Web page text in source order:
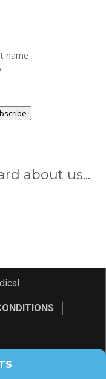
name
about us...